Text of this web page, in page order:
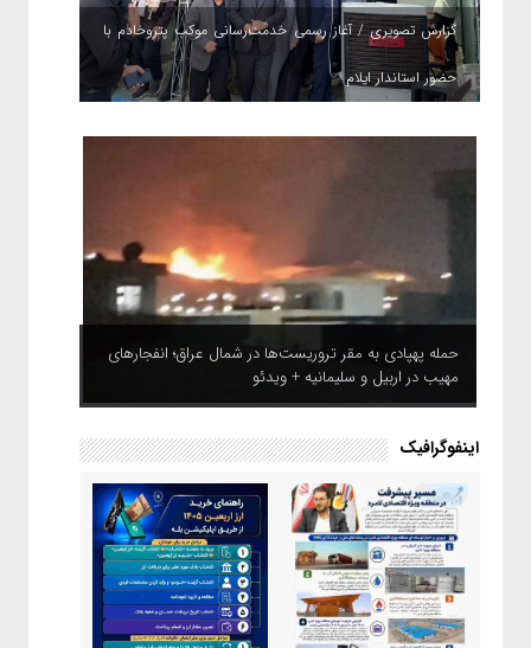
گزارش تصویری / آغاز رسمی خدمت‌رسانی موکب پتروخادم با
حضور استاندار ایلام
حمله پهپادی به مقر تروریست‌ها در شمال عراق؛ انفجارهای
مهیب در اربیل و سلیمانیه + ویدئو
اینفوگرافیک